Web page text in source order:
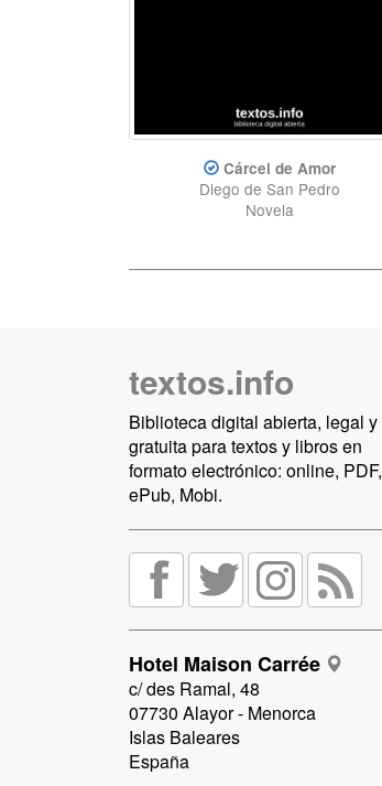
Cárcel de Amor
Diego de San Pedro
Novela
textos.info
Biblioteca digital abierta, legal y
gratuita para textos y libros en
formato electrónico: online, PDF,
ePub, Mobi.
Hotel Maison Carrée
c/ des Ramal, 48
07730 Alayor - Menorca
Islas Baleares
España